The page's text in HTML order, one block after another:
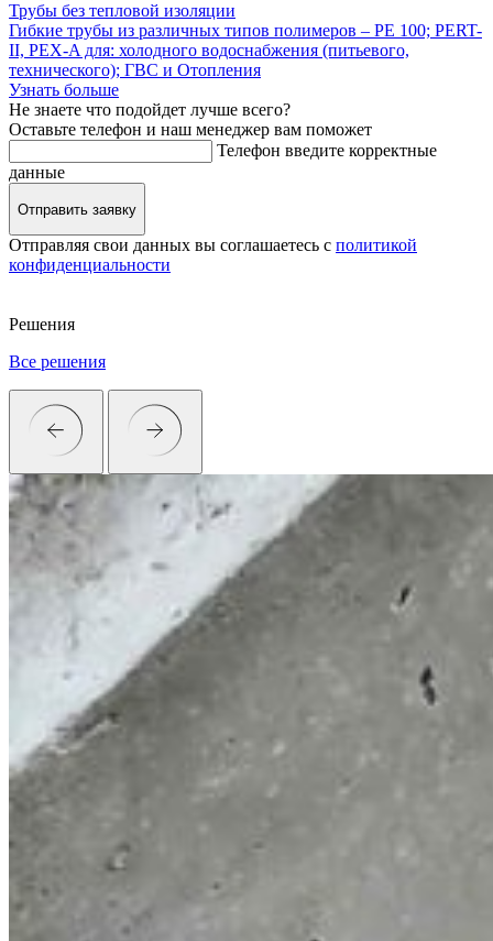
Трубы без тепловой изоляции
Гибкие трубы из различных типов полимеров – PE 100; PERT-
II, PEX-A для: холодного водоснабжения (питьевого,
технического); ГВС и Отопления
Узнать больше
Не знаете что подойдет лучше всего?
Оставьте телефон и наш менеджер вам поможет
Телефон введите корректные
данные
Отправить заявку
Отправляя свои данных вы соглашаетесь с политикой
конфиденциальности
Решения
Все решения